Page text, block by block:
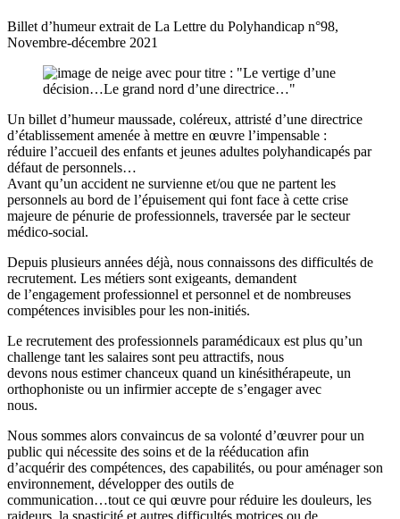
Billet d’humeur extrait de La Lettre du Polyhandicap n°98,
Novembre-décembre 2021
Un billet d’humeur maussade, coléreux, attristé d’une directrice
d’établissement amenée à mettre en œuvre l’impensable :
réduire l’accueil des enfants et jeunes adultes polyhandicapés par
défaut de personnels…
Avant qu’un accident ne survienne et/ou que ne partent les
personnels au bord de l’épuisement qui font face à cette crise
majeure de pénurie de professionnels, traversée par le secteur
médico-social.
Depuis plusieurs années déjà, nous connaissons des difficultés de
recrutement. Les métiers sont exigeants, demandent
de l’engagement professionnel et personnel et de nombreuses
compétences invisibles pour les non-initiés.
Le recrutement des professionnels paramédicaux est plus qu’un
challenge tant les salaires sont peu attractifs, nous
devons nous estimer chanceux quand un kinésithérapeute, un
orthophoniste ou un infirmier accepte de s’engager avec
nous.
Nous sommes alors convaincus de sa volonté d’œuvrer pour un
public qui nécessite des soins et de la rééducation afin
d’acquérir des compétences, des capabilités, ou pour aménager son
environnement, développer des outils de
communication…tout ce qui œuvre pour réduire les douleurs, les
raideurs, la spasticité et autres difficultés motrices ou de